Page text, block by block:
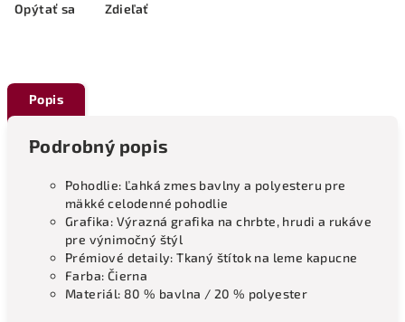
Opýtať sa Zdieľať
Popis
Podrobný popis
Pohodlie: Ľahká zmes bavlny a polyesteru pre
mäkké celodenné pohodlie
Grafika: Výrazná grafika na chrbte, hrudi a rukáve
pre výnimočný štýl
Prémiové detaily: Tkaný štítok na leme kapucne
Farba: Čierna
Materiál: 80 % bavlna / 20 % polyester